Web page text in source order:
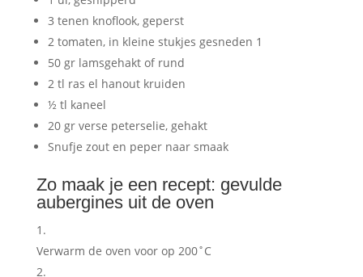
3 tenen knoflook, geperst
2 tomaten, in kleine stukjes gesneden 1
50 gr lamsgehakt of rund
2 tl ras el hanout kruiden
½ tl kaneel
20 gr verse peterselie, gehakt
Snufje zout en peper naar smaak
Zo maak je een recept: gevulde
aubergines uit de oven
Verwarm de oven voor op 200˚C